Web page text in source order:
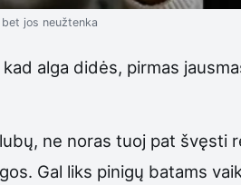
jos neužtenka
alga didės, pirmas
ne noras tuoj pat švęsti
Gal liks pinigų batams